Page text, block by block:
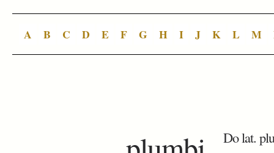
A B C D E F G H I J K L M
Do lat.